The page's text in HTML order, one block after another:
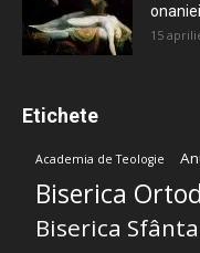
15
Etichete
Academia de Teologie
Biserica
Biserica